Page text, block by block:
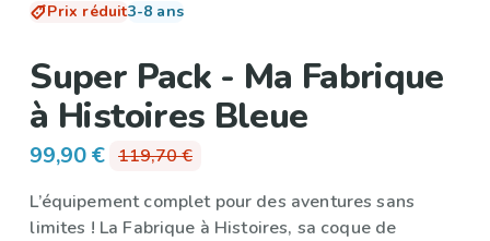
Prix réduit3-8 ans
Super Pack - Ma Fabrique
à Histoires Bleue
99,90 € 119,70 €
L’équipement complet pour des aventures sans
limites ! La Fabrique à Histoires, sa coque de